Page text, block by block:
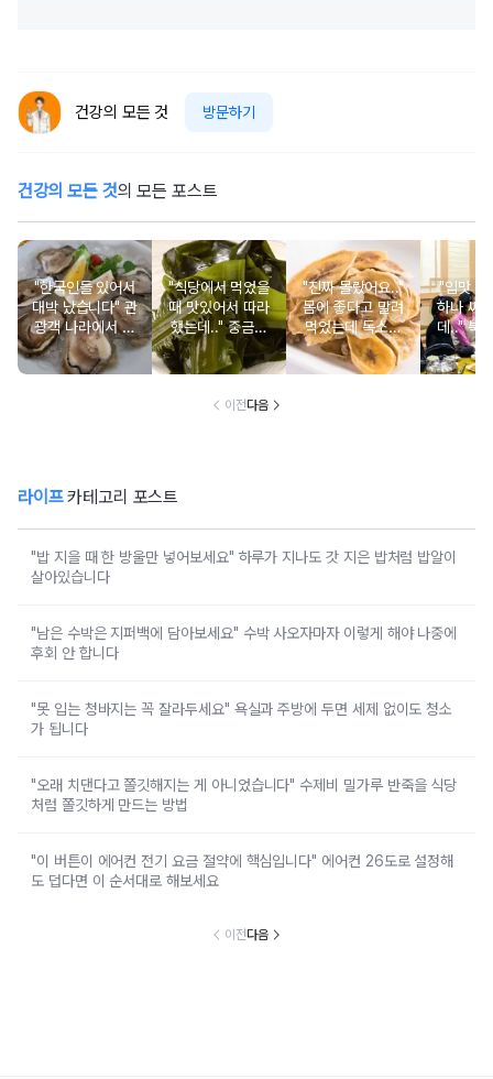
건강의 모든 것 방문하기
건강의 모든 것의 모든 포스트
"한국인들 있어서
대박 났습니다" 관
광객 나라에서 남
녀노소 보양식처
럼 먹는 음식
"식당에서 먹었을
때 맛있어서 따라
했는데.." 중금속
싹 다 빠질 줄 몰
랐어요
"진짜 몰랐어요.."
몸에 좋다고 말려
먹었는데 독소를
먹고 있었던 의외
의 음식
"입맛 없
하나 싸
데.." 북
외로 안
건
이전다음
라이프카테고리 포스트
"밥 지을 때 한 방울만 넣어보세요" 하루가 지나도 갓 지은 밥처럼 밥알이
살아있습니다
"남은 수박은 지퍼백에 담아보세요" 수박 사오자마자 이렇게 해야 나중에
후회 안 합니다
"못 입는 청바지는 꼭 잘라두세요" 욕실과 주방에 두면 세제 없이도 청소
가 됩니다
"오래 치댄다고 쫄깃해지는 게 아니었습니다" 수제비 밀가루 반죽을 식당
처럼 쫄깃하게 만드는 방법
"이 버튼이 에어컨 전기 요금 절약에 핵심입니다" 에어컨 26도로 설정해
도 덥다면 이 순서대로 해보세요
이전다음